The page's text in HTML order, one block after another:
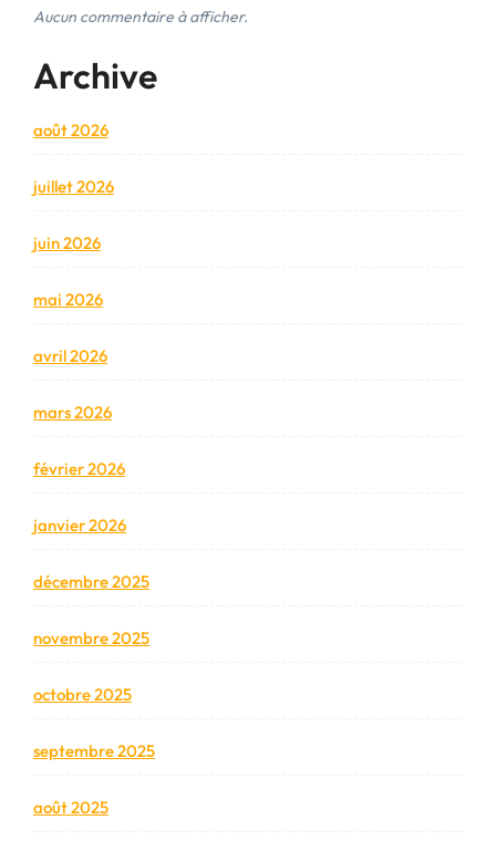
Aucun commentaire à afficher.
Archive
août 2026
juillet 2026
juin 2026
mai 2026
avril 2026
mars 2026
février 2026
janvier 2026
décembre 2025
novembre 2025
octobre 2025
septembre 2025
août 2025